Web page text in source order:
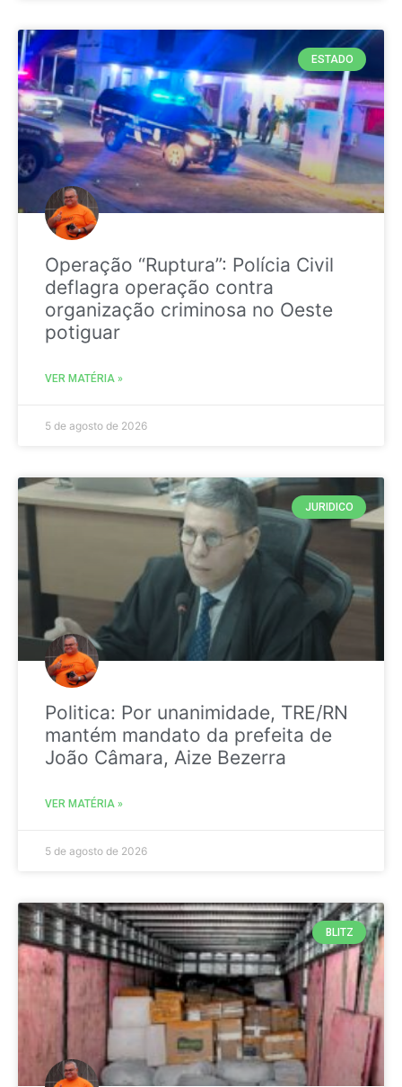
ESTADO
Operação “Ruptura”: Polícia Civil
deflagra operação contra
organização criminosa no Oeste
potiguar
VER MATÉRIA »
5 de agosto de 2026
JURIDICO
Politica: Por unanimidade, TRE/RN
mantém mandato da prefeita de
João Câmara, Aize Bezerra
VER MATÉRIA »
5 de agosto de 2026
BLITZ